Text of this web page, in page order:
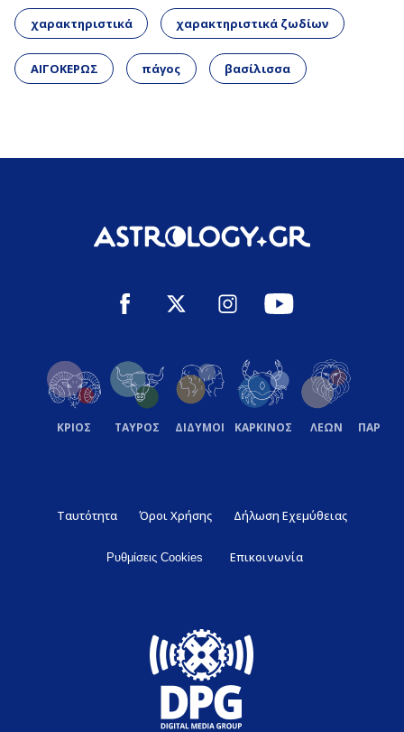
χαρακτηριστικά χαρακτηριστικά ζωδίων
ΑΙΓΟΚΕΡΩΣ πάγος βασίλισσα
ΚΡΙΟΣ ΤΑΥΡΟΣ ΔΙΔΥΜΟΙ ΚΑΡΚΙΝΟΣ ΛΕΩΝ
Ταυτότητα Όροι Χρήσης Δήλωση Εχεμύθειας
Ρυθμίσεις Cookies Επικοινωνία